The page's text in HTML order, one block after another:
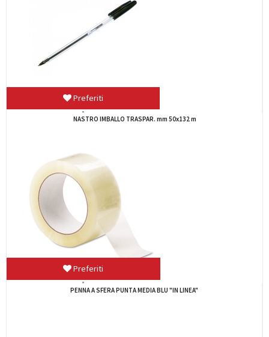
Preferiti
BUSTE C/FORI ANTIRIF. IN LINEA spess.MEDIO...
Preferiti
PENNA A SFERA BLU BIC CRISTAL 955